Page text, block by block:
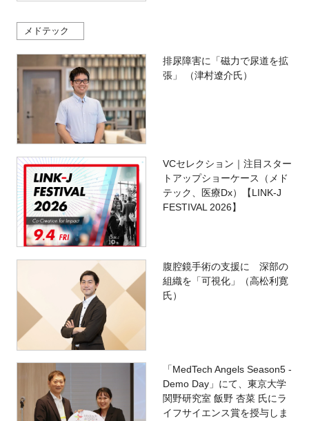
メドテック
排尿障害に「磁力で尿道を拡
張」 （津村遼介氏）
VCセレクション｜注目スター
トアップショーケース（メド
テック、医療Dx）【LINK-J
FESTIVAL 2026】
腹腔鏡手術の支援に 深部の
組織を「可視化」（高松利寛
氏）
「MedTech Angels Season5 -
Demo Day」にて、東京大学
関野研究室 飯野 杏菜 氏にラ
イフサイエンス賞を授与しま